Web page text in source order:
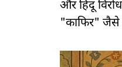
और हिंदू
"काफिर" जैसे